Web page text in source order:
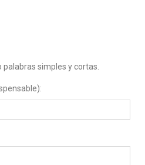
palabras simples y cortas.